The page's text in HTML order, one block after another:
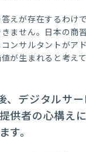
えが存在するわけ
ません。日本の商
ンサルタントがア
が生まれると考えて
、デジタルサ
供者の心構え
す。